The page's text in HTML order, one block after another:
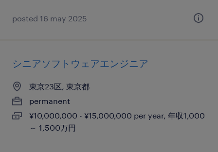
posted 16 may 2025
シニアソフトウェアエンジニア
東京23区, 東京都
permanent
¥10,000,000 - ¥15,000,000 per year, 年収1,000
～ 1,500万円